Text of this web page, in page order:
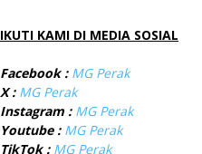
IKUTI KAMI DI MEDIA SOSIAL
Facebook : MG Perak
X : MG Perak
Instagram : MG Perak
Youtube : MG Perak
TikTok : MG Perak